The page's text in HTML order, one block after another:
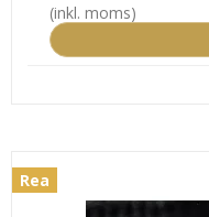
(inkl. moms)
Rea